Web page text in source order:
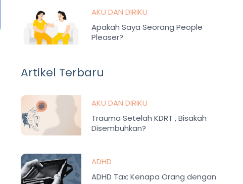
AKU DAN DIRIKU
Apakah Saya Seorang People
Pleaser?
Artikel Terbaru
AKU DAN DIRIKU
Trauma Setelah KDRT , Bisakah
Disembuhkan?
ADHD
ADHD Tax: Kenapa Orang dengan